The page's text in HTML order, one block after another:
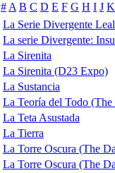
# A B C D E F G H I J K
La Serie Divergente
La serie Divergente:
La Sirenita
La Sirenita (D23 Expo)
La Sustancia
La Teoría del Todo
La Teta Asustada
La Tierra
La Torre Oscura (The
La Torre Oscura (The